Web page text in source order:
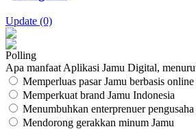
Update (0)
Polling
Apa manfaat Aplikasi Jamu Digital,
Memperluas pasar Jamu berbasis online
Memperkuat brand Jamu Indonesia
Menumbuhkan enterprenuer pengusaha
Mendorong gerakkan minum Jamu